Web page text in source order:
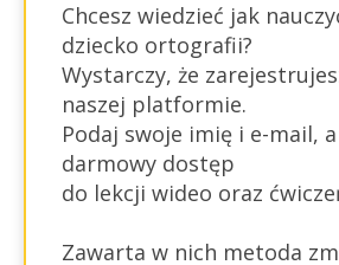
Chcesz wiedzieć jak
dziecko ortografii?
Wystarczy, że
naszej platformie.
Podaj swoje imię i e-mail,
darmowy dostęp
do lekcji wideo oraz
Zawarta w nich metoda